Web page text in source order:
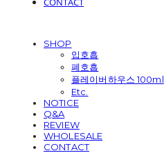
SHOP
입호흡
폐호흡
플레이버하우스 100ml
Etc.
NOTICE
Q&A
REVIEW
WHOLESALE
CONTACT